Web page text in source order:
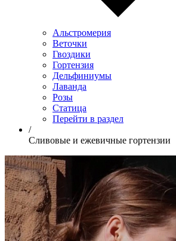
Альстромерия
Веточки
Гвоздики
Гортензия
Дельфиниумы
Лаванда
Розы
Статица
Перейти в раздел
/
Сливовые и ежевичные гортензии